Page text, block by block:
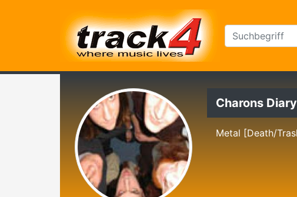
Charons Diary
Metal [Death/